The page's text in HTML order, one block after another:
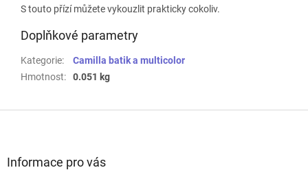
S touto přízí můžete vykouzlit prakticky cokoliv.
Doplňkové parametry
Kategorie:
Camilla batik a multicolor
Hmotnost: 0.051 kg
Informace pro vás